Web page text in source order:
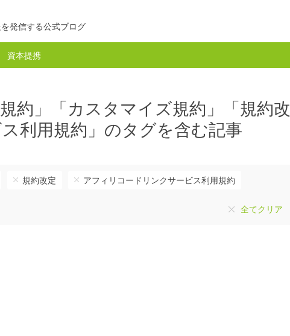
発信する公式ブログ
資本提携
約」「カスタマイズ規約」「規約改
利用規約」のタグを含む記事
規約改定 アフィリコードリンクサービス利用規約
全てクリア